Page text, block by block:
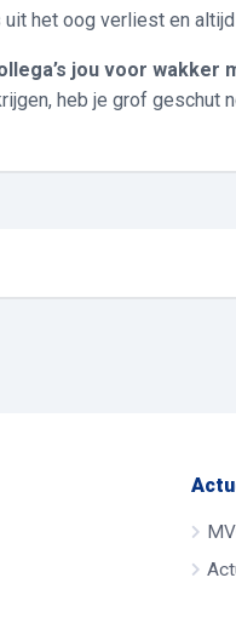
uit het oog verliest en
jou voor wakker
heb je grof geschut